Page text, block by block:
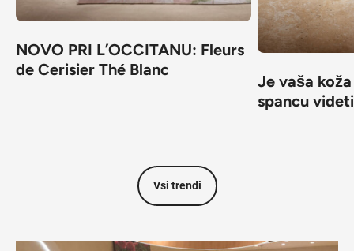
NOVO PRI L’OCCITANU: Fleurs
de Cerisier Thé Blanc
Je vaša
spancu
Vsi trendi